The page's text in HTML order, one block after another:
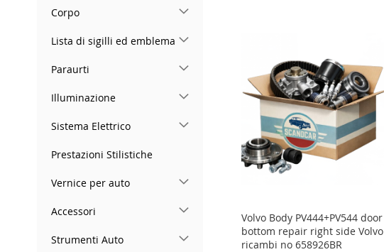
ADD
TO
WISH
LIST
ADD
TO
COMPARE
ADD
ADD
TO
WISH
LIST
ADD
TO
COMPARE
ADD
TO
WISH
LIST
ADD
TO
COMPARE
Volvo Body PV444+PV544 door
bottom repair right side Volvo
ricambi no 658926BR
Corpo
Lista di sigilli ed emblema
Paraurti
Illuminazione
Sistema Elettrico
Prestazioni Stilistiche
Vernice per auto
Accessori
Strumenti Auto